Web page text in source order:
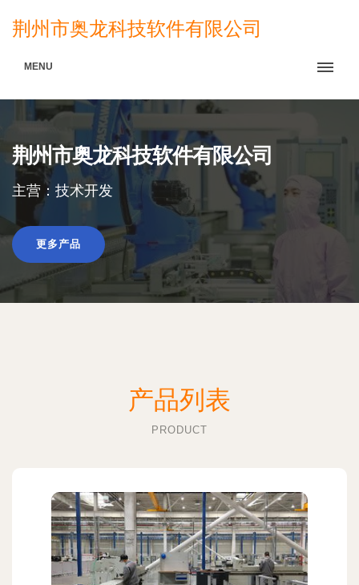
荆州市奥龙科技软件有限公司
MENU
荆州市奥龙科技软件有限公司
主营：技术开发
更多产品
产品列表
PRODUCT